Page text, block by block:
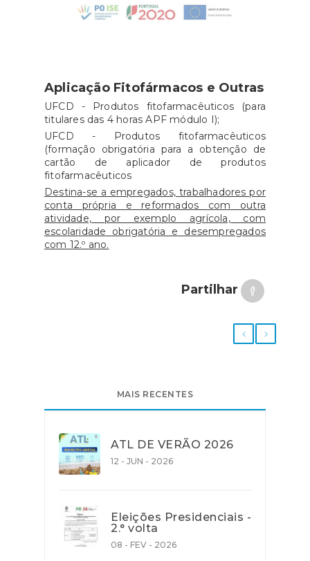
Aplicação Fitofármacos e Outras
UFCD - Produtos fitofarmacêuticos (para
titulares das 4 horas APF módulo I);
UFCD - Produtos fitofarmacêuticos
(formação obrigatória para a obtenção de
cartão de aplicador de produtos
fitofarmacêuticos
Destina-se a empregados, trabalhadores por
conta própria e reformados com outra
atividade, por exemplo agrícola, com
escolaridade obrigatória e desempregados
com 12.º ano.
Partilhar
MAIS RECENTES
ATL DE VERÃO 2026
12 - JUN - 2026
Eleições Presidenciais -
2.° volta
08 - FEV - 2026